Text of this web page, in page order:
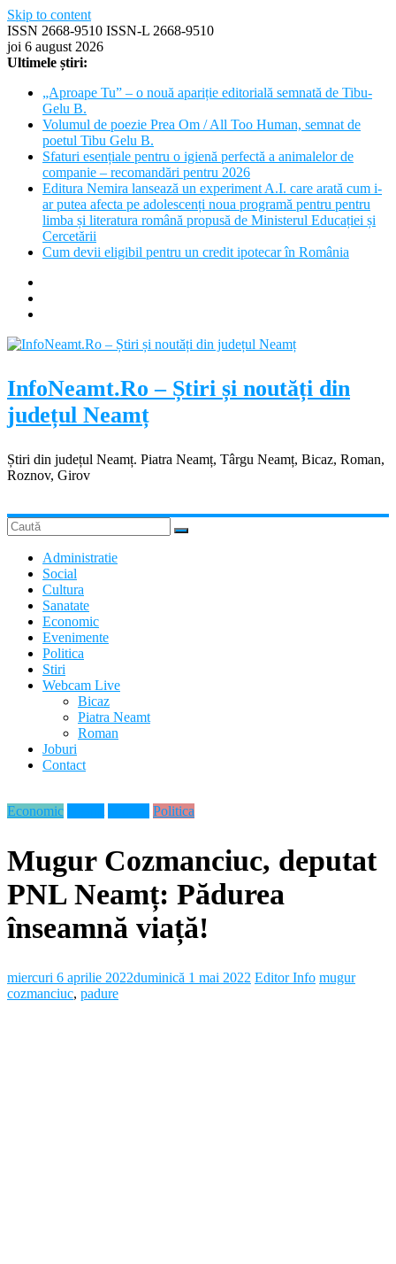
Skip to content
ISSN 2668-9510 ISSN-L 2668-9510
joi 6 august 2026
Ultimele știri:
„Aproape Tu” – o nouă apariție editorială semnată de Tibu-
Gelu B.
Volumul de poezie Prea Om / All Too Human, semnat de
poetul Tibu Gelu B.
Sfaturi esențiale pentru o igienă perfectă a animalelor de
companie – recomandări pentru 2026
Editura Nemira lansează un experiment A.I. care arată cum i-
ar putea afecta pe adolescenți noua programă pentru pentru
limba și literatura română propusă de Ministerul Educației și
Cercetării
Cum devii eligibil pentru un credit ipotecar în România
InfoNeamt.Ro – Știri și noutăți din
județul Neamț
Știri din județul Neamț. Piatra Neamț, Târgu Neamț, Bicaz, Roman,
Roznov, Girov
Administratie
Social
Cultura
Sanatate
Economic
Evenimente
Politica
Stiri
Webcam Live
Bicaz
Piatra Neamt
Roman
Joburi
Contact
Economic Politica
Mugur Cozmanciuc, deputat
PNL Neamț: Pădurea
înseamnă viață!
miercuri 6 aprilie 2022duminică 1 mai 2022 Editor Info mugur
cozmanciuc, padure